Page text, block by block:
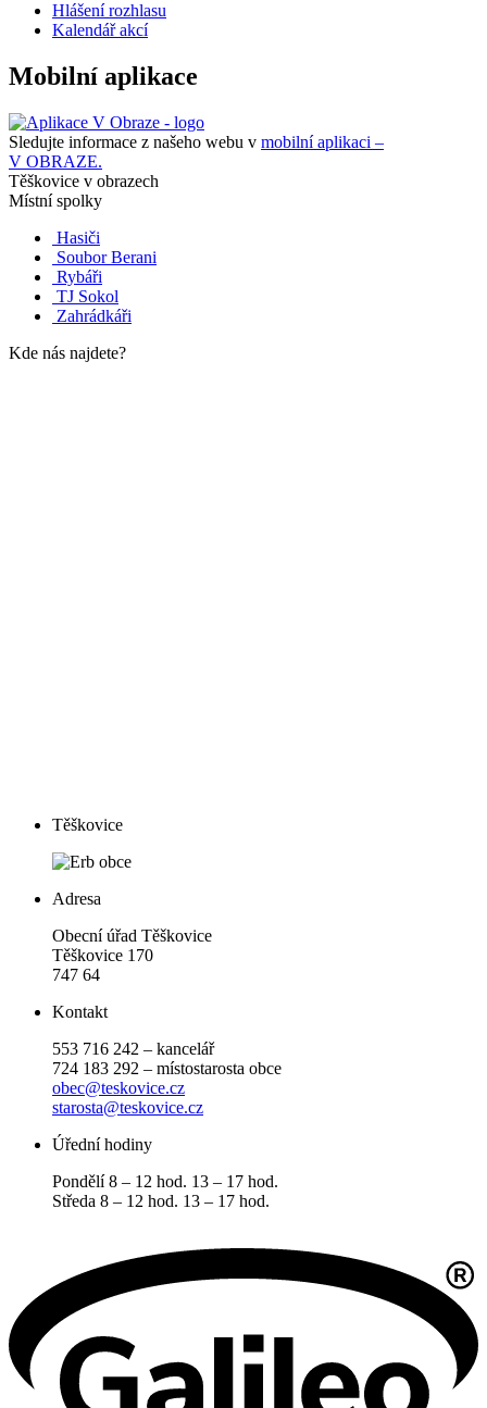
Hlášení rozhlasu
Kalendář akcí
Mobilní aplikace
Sledujte informace z našeho webu v mobilní aplikaci –
V OBRAZE.
Těškovice v obrazech
Místní spolky
Hasiči
Soubor Berani
Rybáři
TJ Sokol
Zahrádkáři
Kde nás najdete?
Těškovice
Adresa
Obecní úřad Těškovice
Těškovice 170
747 64
Kontakt
553 716 242 – kancelář
724 183 292 – místostarosta obce
obec@teskovice.cz
starosta@teskovice.cz
Úřední hodiny
Pondělí 8 – 12 hod. 13 – 17 hod.
Středa 8 – 12 hod. 13 – 17 hod.